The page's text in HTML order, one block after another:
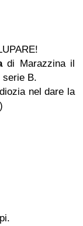
di Marazzina il
serie B.
nel dare la